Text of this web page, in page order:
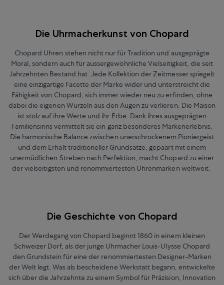
Die Uhrmacherkunst von Chopard
Chopard Uhren stehen nicht nur für Tradition und ausgeprägte
Moral, sondern auch für aussergewöhnliche Vielseitigkeit, die seit
Jahrzehnten Bestand hat. Jede Kollektion der Zeitmesser spiegelt
eine einzigartige Facette der Marke wider und unterstreicht die
Fähigkeit von Chopard, sich immer wieder neu zu erfinden, ohne
dabei die eigenen Wurzeln aus den Augen zu verlieren. Die Maison
ist stolz auf ihre Werte und ihr Erbe. Dank ihres ausgeprägten
Familiensinns vermittelt sie ein ganz besonderes Markenerlebnis.
Die harmonische Balance zwischen unerschrockenem Pioniergeist
und dem Erhalt traditioneller Grundsätze, gepaart mit einem
unermüdlichen Streben nach Perfektion, macht Chopard zu einer
der vielseitigsten und renommiertesten Uhrenmarken weltweit.
Die Geschichte von Chopard
Der Werdegang von Chopard beginnt 1860 in einem kleinen
Schweizer Dorf, als der junge Uhrmacher Louis-Ulysse Chopard
den Grundstein für eine der renommiertesten Designer-Marken
der Welt legt. Was als bescheidene Werkstatt begann, entwickelte
sich über die Jahrzehnte zu einem Symbol für Präzision, Innovation